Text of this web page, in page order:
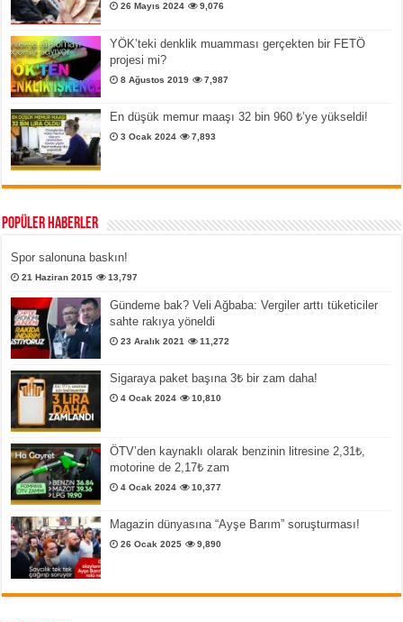
26 Mayıs 2024 9,076
YÖK’teki denklik muamması gerçekten bir FETÖ
projesi mi?
8 Ağustos 2019 7,987
En düşük memur maaşı 32 bin 960 ₺’ye yükseldi!
3 Ocak 2024 7,893
Popüler Haberler
Spor salonuna baskın!
21 Haziran 2015 13,797
Gündeme bak? Veli Ağbaba: Vergiler arttı tüketiciler
sahte rakıya yöneldi
23 Aralık 2021 11,272
Sigaraya paket başına 3₺ bir zam daha!
4 Ocak 2024 10,810
ÖTV’den kaynaklı olarak benzinin litresine 2,31₺,
motorine de 2,17₺ zam
4 Ocak 2024 10,377
Magazin dünyasına “Ayşe Barım” soruşturması!
26 Ocak 2025 9,890